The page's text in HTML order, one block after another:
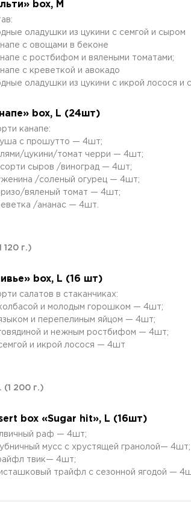
box, М
оладушки из цукини с семгой и сыром
с овощами в беконе
с ростбифом и вялеными томатами;
с креветкой и авокадо
оладушки из цукини с икрой лосося и
box, L (24шт)
канапе:
с прошутто — 4шт;
цукини/томат черри — 4шт;
сыров /виноград — 4шт;
/соленый огурец — 4шт;
вяленый томат — 4шт;
/ананас — 4шт.
120 г.)
box, L (16 шт)
салатов в стаканчиках:
и молодым горошком — 4шт;
и перепелиным яйцом — 4шт;
и нежным ростбифом — 4шт;
и икрой лосося — 4шт
(1 200 г.)
box «Sugar hit», L (16шт)
раф — 4шт;
мусс с хрустящей гранолой— 4шт;
твик— 4шт;
трайфл с сезонной ягодой —